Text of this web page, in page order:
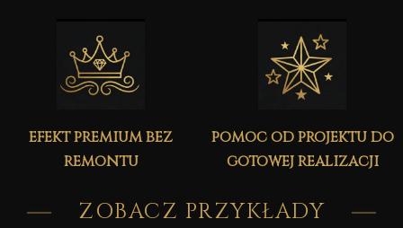
efekt premium bez
remontu
pomoc od projektu do
gotowej realizacji
ZOBACZ PRZYKŁADY